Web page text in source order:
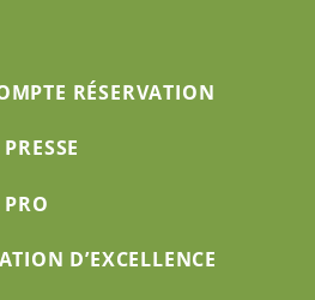
RÉSERVATION
PRO
D’EXCELLENCE